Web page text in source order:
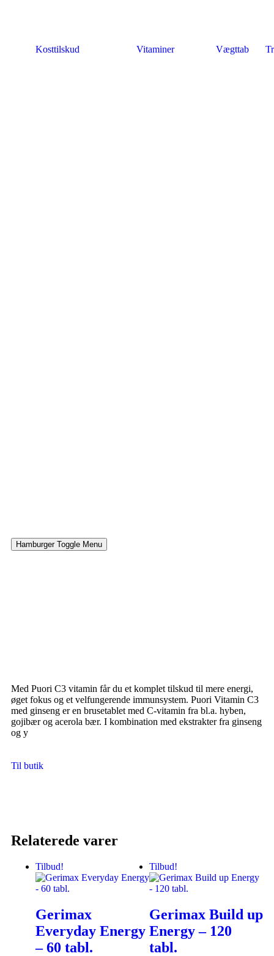
Kosttilskud Vitaminer Vægttab
Hamburger Toggle Menu
Med Puori C3 vitamin får du et komplet tilskud til mere energi,
øget fokus og et velfungerende immunsystem. Puori Vitamin C3
med ginseng er en brusetablet med C-vitamin fra bl.a. hyben,
gojibær og acerola bær. I kombination med ekstrakter fra ginseng
og y
Til butik
Relaterede varer
Tilbud!
Gerimax
Everyday Energy
– 60 tabl.
Tilbud!
Gerimax Build up
Energy – 120
tabl.